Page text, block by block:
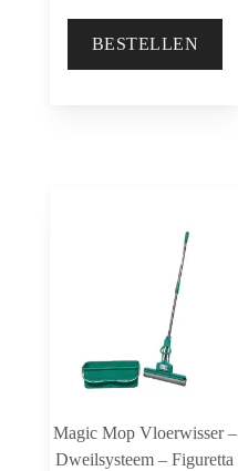
BESTELLEN
Magic Mop Vloerwisser –
Dweilsysteem – Figuretta